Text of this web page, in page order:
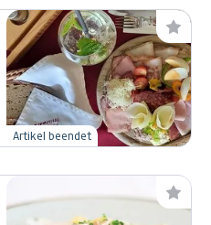
Artikel beendet